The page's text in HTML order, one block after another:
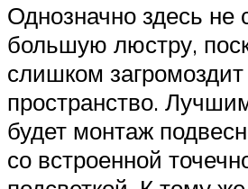
Однозначно здесь не
большую люстру,
слишком загромоздит
пространство.
будет монтаж
со встроенной